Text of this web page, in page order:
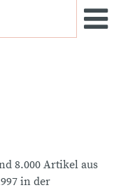
8.000 Artikel aus
in der